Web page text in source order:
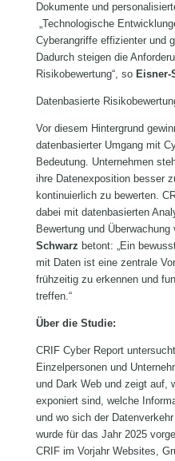
Dokumente und
„Technologische
Cyberangriffe effizienter und
Dadurch steigen die
Risikobewertung“, so Eisner-
Datenbasierte
Vor diesem Hintergrund
datenbasierter Umgang mit
Bedeutung. Unternehmen
ihre Datenexposition besser
kontinuierlich zu bewerten.
dabei mit datenbasierten
Bewertung und Überwachung
Schwarz betont: „Ein
mit Daten ist eine zentrale
frühzeitig zu erkennen und
treffen.“
Über die Studie:
CRIF Cyber Report
Einzelpersonen und
und Dark Web und zeigt auf,
exponiert sind, welche
und wo sich der
wurde für das Jahr 2025
CRIF im Vorjahr Websites,